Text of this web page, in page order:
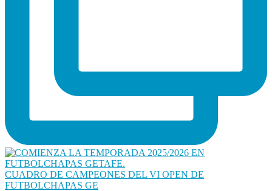
CUADRO DE CAMPEONES DEL VI OPEN DE
FUTBOLCHAPAS GE